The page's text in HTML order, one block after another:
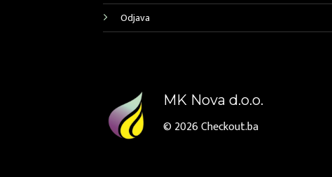
Odjava
MK Nova d.o.o.
© 2026Checkout.ba